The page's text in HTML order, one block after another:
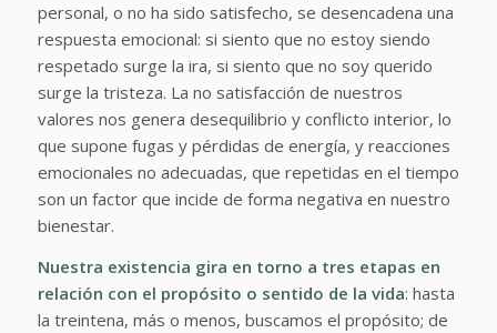
personal, o no ha sido satisfecho, se desencadena una
respuesta emocional: si siento que no estoy siendo
respetado surge la ira, si siento que no soy querido
surge la tristeza. La no satisfacción de nuestros
valores nos genera desequilibrio y conflicto interior, lo
que supone fugas y pérdidas de energía, y reacciones
emocionales no adecuadas, que repetidas en el tiempo
son un factor que incide de forma negativa en nuestro
bienestar.
Nuestra existencia gira en torno a tres etapas en
relación con el propósito o sentido de la vida: hasta
la treintena, más o menos, buscamos el propósito; de